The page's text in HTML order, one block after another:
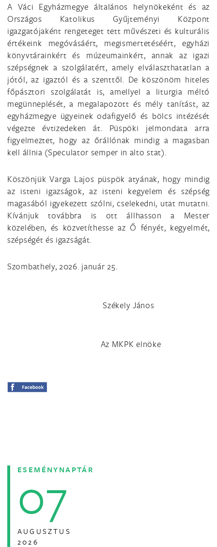
A Váci Egyházmegye általános helynökeként és az
Országos Katolikus Gyűjteményi Központ
igazgatójaként rengeteget tett művészeti és kulturális
értékeink megóvásáért, megismertetéséért, egyházi
könyvtárainkért és múzeumainkért, annak az igazi
szépségnek a szolgálatért, amely elválaszthatatlan a
jótól, az igaztól és a szenttől. De köszönöm hiteles
főpásztori szolgálatát is, amellyel a liturgia méltó
megünneplését, a megalapozott és mély tanítást, az
egyházmegye ügyeinek odafigyelő és bölcs intézését
végezte évtizedeken át. Püspöki jelmondata arra
figyelmeztet, hogy az őrállónak mindig a magasban
kell állnia (Speculator semper in alto stat).
Köszönjük Varga Lajos püspök atyának, hogy mindig
az isteni igazságok, az isteni kegyelem és szépség
magasából igyekezett szólni, cselekedni, utat mutatni.
Kívánjuk továbbra is ott állhasson a Mester
közelében, és közvetíthesse az Ő fényét, kegyelmét,
szépségét és igazságát.
Szombathely, 2026. január 25.
Székely János
Az MKPK elnöke
ESEMÉNYNAPTÁR
07
AUGUSZTUS
2026